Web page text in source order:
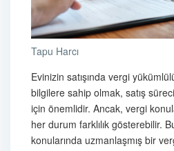
Tapu Harcı
Evinizin satışında vergi
bilgilere sahip olmak, satış
için önemlidir. Ancak, vergi
her durum farklılık gösterebilir.
konularında uzmanlaşmış bir